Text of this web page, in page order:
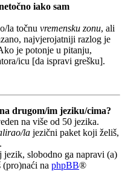
iako sam
la točnu vremensku zonu, ali
najvjerojatniji razlog je
je potonje u pitanju,
icu [da ispravi grešku].
drugom/im jeziku/cima?
na više od 50 jezika.
la jezični paket koji želiš,
slobodno ga napravi (a)
(pro)naći na phpBB®